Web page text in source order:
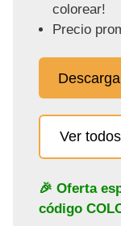
colorear!
Precio
Ver
🎉 Oferta
código